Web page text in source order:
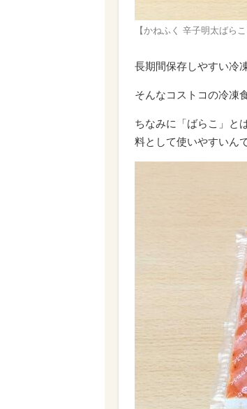
【かねふく 辛子明太ばら
長期間保存しやすい冷
そんなコストコの冷凍
ちなみに「ばらこ」と
料として使いやすいんで